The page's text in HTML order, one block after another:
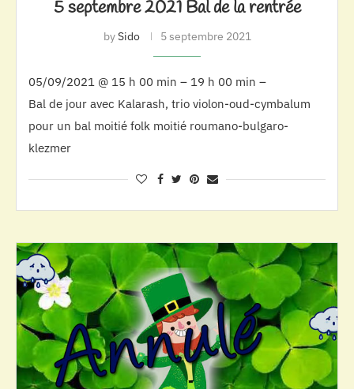
5 septembre 2021 Bal de la rentrée
bySido 5 septembre 2021
05/09/2021 @ 15 h 00 min – 19 h 00 min –
Bal de jour avec Kalarash, trio violon-oud-cymbalum
pour un bal moitié folk moitié roumano-bulgaro-
klezmer